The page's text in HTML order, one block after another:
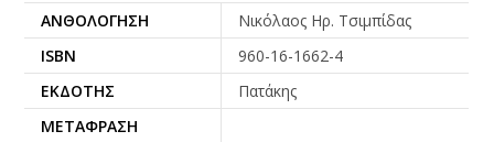
ΑΝΘΟΛΌΓΗΣΗ
Νικόλαος Ηρ. Τσιμπίδας
ISBN
960-16-1662-4
ΕΚΔΌΤΗΣ
Πατάκης
ΜΕΤΆΦΡΑΣΗ